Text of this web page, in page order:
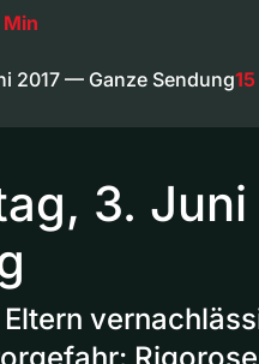
Min
2017 — Ganze Sendung
3.